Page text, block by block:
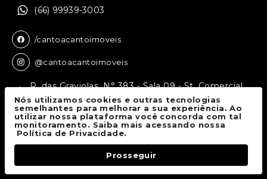
(66) 99939-3003
/cantoacantoimoveis
@cantoacantoimoveis
R. das Graviolas, N° 383 - Sala 09 - St. Comercial,
Sinop - MT, 78550-136
Canto a Canto Imóveis© 2026.
Todos os direitos reservados.
Nós utilizamos cookies e outras tecnologias
semelhantes para melhorar a sua experiência. Ao
utilizar nossa plataforma você concorda com tal
monitoramento. Saiba mais acessando nossa
Política de Privacidade.
Prosseguir